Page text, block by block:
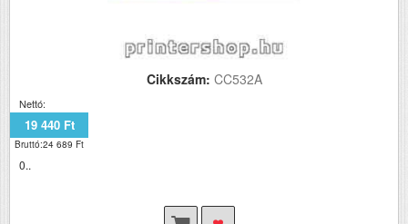
Cikkszám: CC532A
Nettó:
19 440 Ft
Bruttó:24 689 Ft
0..